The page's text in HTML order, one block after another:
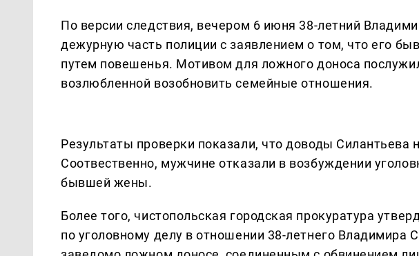
По версии следствия, вечером 6 июня 38-летний
дежурную часть полиции с заявлением о том, что его
путем повешенья. Мотивом для ложного доноса
возлюбленной возобновить семейные отношения.
Результаты проверки показали, что доводы Силантьева
Соотвественно, мужчине отказали в возбуждении
бывшей жены.
Более того, чистопольская городская прокуратура
по уголовному делу в отношении 38-летнего Владимира